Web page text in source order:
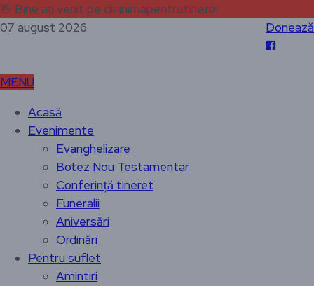
👋 Bine ați venit pe dininimapentrutine.ro!
07 august 2026
Donează
MENU
Acasă
Evenimente
Evanghelizare
Botez Nou Testamentar
Conferință tineret
Funeralii
Aniversări
Ordinări
Pentru suflet
Amintiri